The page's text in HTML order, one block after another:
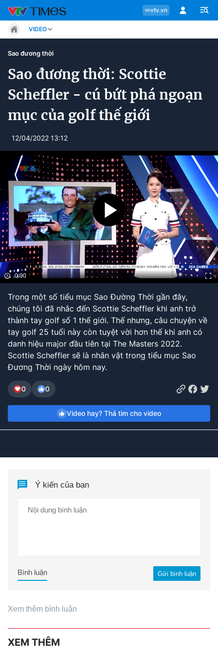
vtv.vn
Chuyên mục
Tin tức
Phong cách
Chân dung
Sự kiện
Bóng đá
Thể thao Điện tử
Các môn khác
VIDEO
Bên lề
VIDEO
Move
Phong cách
Chân dung
Sự kiện
Bóng đá
Thể thao điện tử
Bên lề
Sao đương thời
Sao đương thời: Scottie
Scheffler - cú bứt phá ngoạn
mục của golf thế giới
12/04/2022 13:12
0:00
Trong một số tiểu mục Sao Đường Thời gần đây,
chúng tôi đã nhắc đến Scottie Scheffler khi anh trở
thành tay golf số 1 thế giới. Thế nhưng, câu chuyện về
tay golf 25 tuổi này còn tuyệt vời hơn thế khi anh có
danh hiệu major đầu tiên tại The Masters 2022.
Scottie Scheffler sẽ là nhân vật trong tiểu mục Sao
Đương Thời ngày hôm nay.
0 0
Video hay? Thả tim cho video
Ý kiến của bạn
Gửi bình luận
Bình luận
Xem thêm bình luận
XEM THÊM